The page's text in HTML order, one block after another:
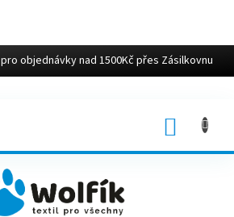
pro objednávky nad 1500Kč přes Zásilkovnu